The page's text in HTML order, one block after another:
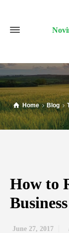
Home Blog
How to
June 27, 2017